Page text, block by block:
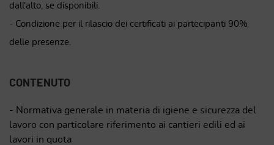
dall'alto, se disponibili.
- Condizione per il rilascio dei certificati ai partecipanti 90%
delle presenze.
CONTENUTO
- Normativa generale in materia di igiene e sicurezza del
lavoro con particolare riferimento ai cantieri edili ed ai
lavori in quota